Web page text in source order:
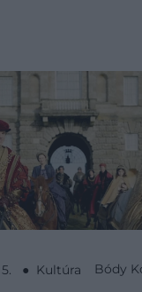
5. ● Kultúra Bódy